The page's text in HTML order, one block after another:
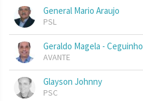
General Mario Araujo
PSL
Geraldo Magela - Ceguinho
AVANTE
Glayson Johnny
PSC